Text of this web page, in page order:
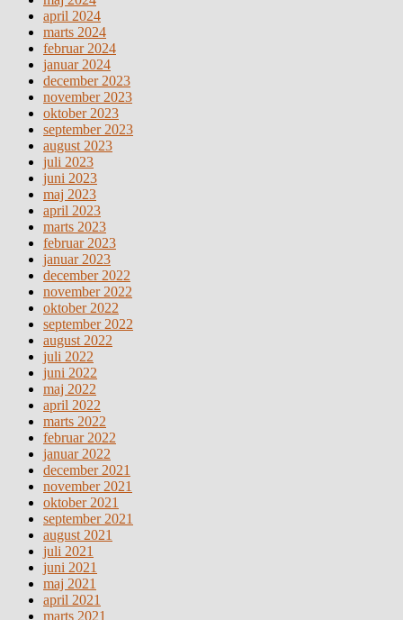
april 2024
marts 2024
februar 2024
januar 2024
december 2023
november 2023
oktober 2023
september 2023
august 2023
juli 2023
juni 2023
maj 2023
april 2023
marts 2023
februar 2023
januar 2023
december 2022
november 2022
oktober 2022
september 2022
august 2022
juli 2022
juni 2022
maj 2022
april 2022
marts 2022
februar 2022
januar 2022
december 2021
november 2021
oktober 2021
september 2021
august 2021
juli 2021
juni 2021
maj 2021
april 2021
marts 2021